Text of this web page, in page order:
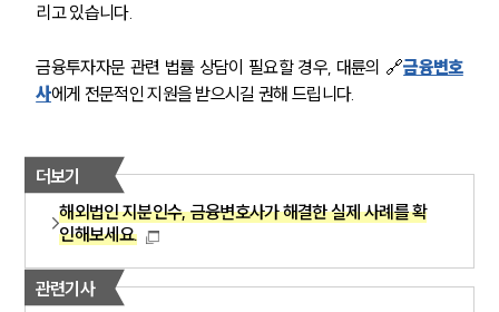
리고 있습니다.
금융투자자문 관련 법률 상담이 필요할 경우, 대륜의 🔗금융변호
사에게 전문적인 지원을 받으시길 권해 드립니다.
더보기
해외법인 지분인수, 금융변호사가 해결한 실제 사례를 확
인해보세요.
관련기사